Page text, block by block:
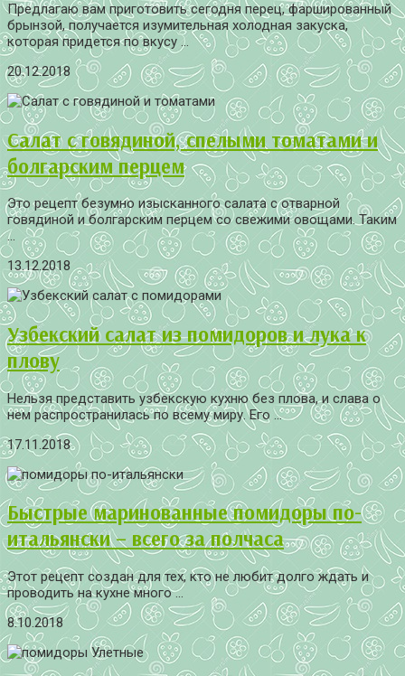
Предлагаю вам приготовить сегодня перец, фаршированный
брынзой, получается изумительная холодная закуска,
которая придется по вкусу ...
20.12.2018
Салат с говядиной, спелыми томатами и
болгарским перцем
Это рецепт безумно изысканного салата с отварной
говядиной и болгарским перцем со свежими овощами. Таким
...
13.12.2018
Узбекский салат из помидоров и лука к
плову
Нельзя представить узбекскую кухню без плова, и слава о
нем распространилась по всему миру. Его ...
17.11.2018
Быстрые маринованные помидоры по-
итальянски – всего за полчаса
Этот рецепт создан для тех, кто не любит долго ждать и
проводить на кухне много ...
8.10.2018